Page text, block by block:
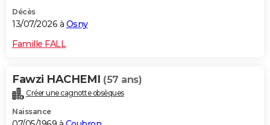
Décès
13/07/2026 à Osny
Famille FALL
Fawzi HACHEMI (57 ans)
Créer une cagnotte obsèques
Naissance